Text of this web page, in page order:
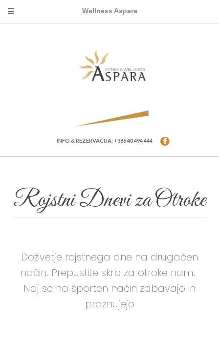
Wellness Aspara
INFO & REZERVACIJA: +386 40 494 444
Rojstni Dnevi za Otroke
Doživetje rojstnega dne na drugačen
način. Prepustite skrb za otroke nam.
Naj se na športen način zabavajo in
praznujejo